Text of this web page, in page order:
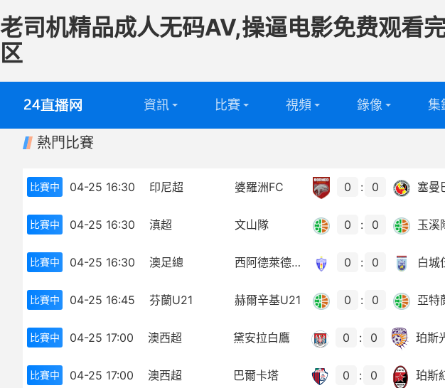
老司机精品成人无码AV,操逼电影免费观看
区
資訊
中超
歐冠
世界杯
比賽
法甲
中超
歐冠
視頻
籃球視頻
錄像 集
熱門比賽
比賽中 04-25 16:30 印尼超 婆羅洲FC 0 : 0 塞曼
比賽中 04-25 16:30 滇超 文山隊 0 : 0 玉溪
比賽中 04-25 16:30 澳足總 西阿德萊德SC 0 : 0 白城
比賽中 04-25 16:45 芬蘭U21 赫爾辛基U21 0 : 0
比賽中 04-25 17:00 澳西超 黛安拉白鷹 0 : 0
比賽中 04-25 17:00 澳西超 巴爾卡塔 0 : 0 珀斯